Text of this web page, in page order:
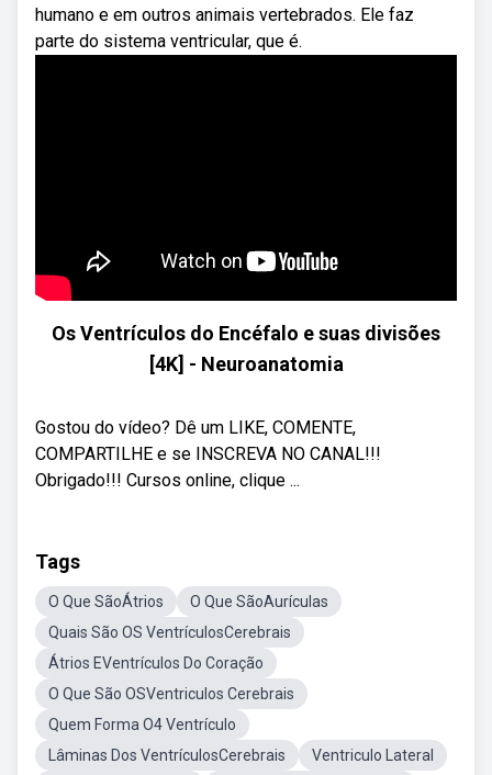
humano e em outros animais vertebrados. Ele faz
parte do sistema ventricular, que é.
Os Ventrículos do Encéfalo e suas divisões
[4K] - Neuroanatomia
Gostou do vídeo? Dê um LIKE, COMENTE,
COMPARTILHE e se INSCREVA NO CANAL!!!
Obrigado!!! Cursos online, clique ...
Tags
O Que SãoÁtrios
O Que SãoAurículas
Quais São OS VentrículosCerebrais
Átrios EVentrículos Do Coração
O Que São OSVentriculos Cerebrais
Quem Forma O4 Ventrículo
Lâminas Dos VentrículosCerebrais
Ventriculo Lateral